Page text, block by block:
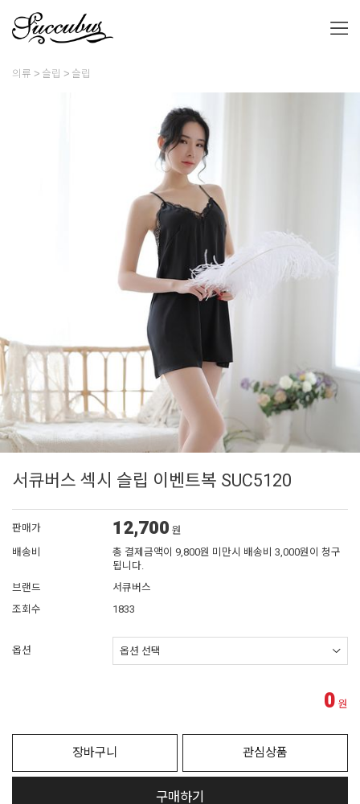
의류 슬립 슬립
서큐버스 섹시 슬립 이벤트복 SUC5120
판매가 12,700 원
배송비
총 결제금액이 9,800원 미만시 배송비 3,000원이 청구
됩니다.
브랜드
서큐버스
조회수
1833
옵션
0 원
장바구니 관심상품
구매하기